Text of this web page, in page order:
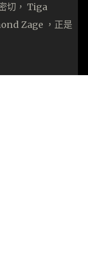
切， Tiga
Zage ，正是